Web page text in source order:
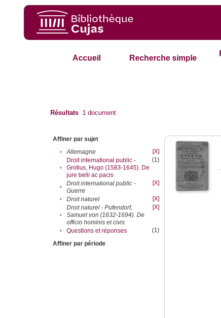
Accueil Recherche simple
Résultats 1 document
Affiner par sujet
•
Allemagne [X]
•
Droit international public -
Grotius, Hugo (1583-1645). De
jure belli ac pacis
(1)
•
Droit international public -
Guerre
[X]
• Droit naturel [X]
•
Droit naturel - Pufendorf,
Samuel von (1632-1694). De
officio hominis et civis
[X]
• Questions et réponses
(1)
Affiner par période